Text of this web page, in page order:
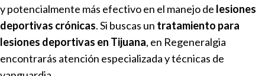
y potencialmente más efectivo en el manejo de lesiones
deportivas crónicas. Si buscas un tratamiento para
lesiones deportivas en Tijuana, en Regeneralgia
encontrarás atención especializada y técnicas de